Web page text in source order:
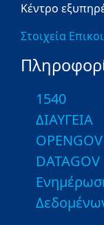
Κέντρο
Στοιχεία
1540
ΔΙΑΥΓΕΙΑ
OPENGOV
DATAGOV